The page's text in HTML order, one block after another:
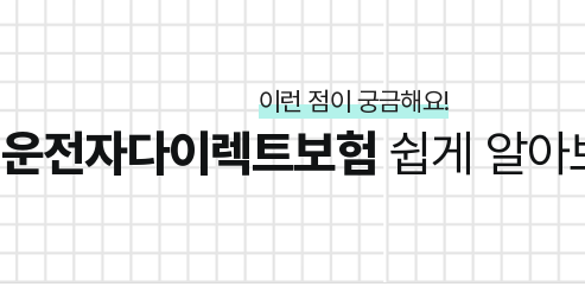
이런 점이 궁금해요!
운전자다이렉트보험 쉽게 알아